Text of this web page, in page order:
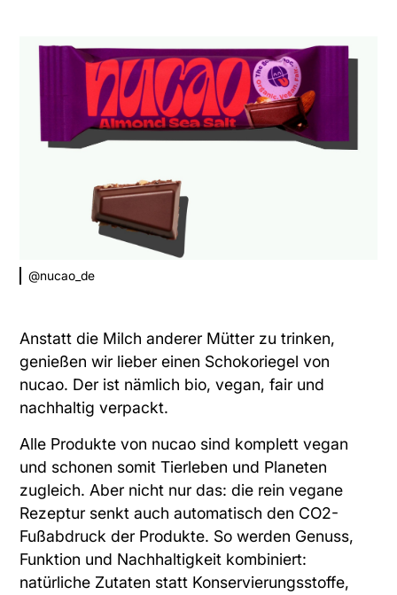
@nucao_de
Anstatt die Milch anderer Mütter zu trinken,
genießen wir lieber einen Schokoriegel von
nucao. Der ist nämlich bio, vegan, fair und
nachhaltig verpackt.
Alle Produkte von nucao sind komplett vegan
und schonen somit Tierleben und Planeten
zugleich. Aber nicht nur das: die rein vegane
Rezeptur senkt auch automatisch den CO2-
Fußabdruck der Produkte. So werden Genuss,
Funktion und Nachhaltigkeit kombiniert:
natürliche Zutaten statt Konservierungsstoffe,